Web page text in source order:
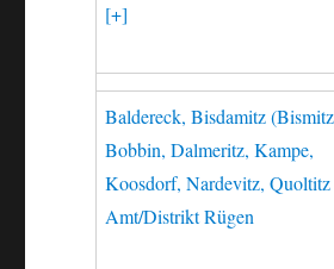
[+]
Baldereck, Bisdamitz
Bobbin, Dalmeritz, Kampe,
Koosdorf, Nardevitz, Quoltitz
Amt/Distrikt Rügen